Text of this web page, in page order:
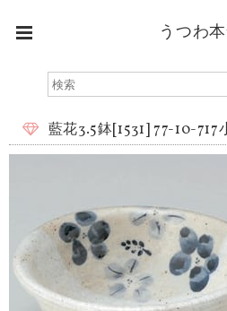
うつわ
藍花3.5鉢[1531] 77-10-717